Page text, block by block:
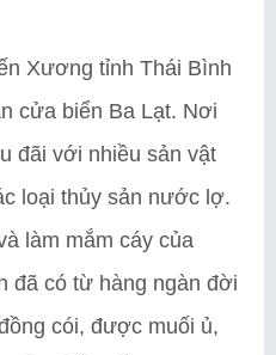
Xương tỉnh Thái Bình
cửa biển Ba Lạt. Nơi
đãi với nhiều sản vật
loại thủy sản nước lợ.
làm mắm cáy của
đã có từ hàng ngàn đời
cói, được muối ủ,